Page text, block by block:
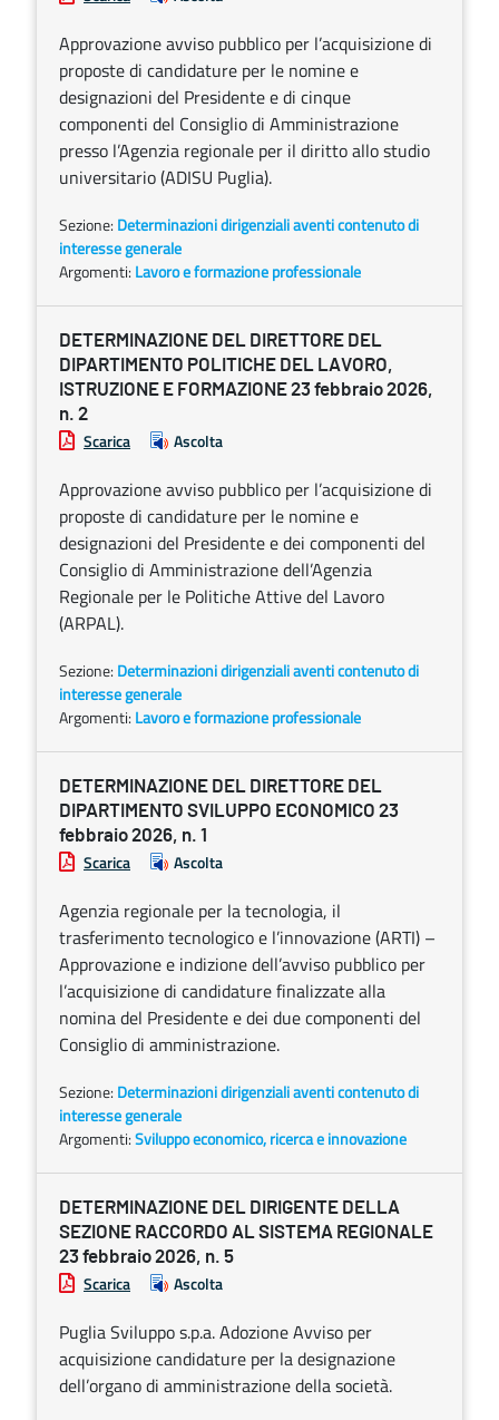
Approvazione avviso pubblico per l’acquisizione di
proposte di candidature per le nomine e
designazioni del Presidente e di cinque
componenti del Consiglio di Amministrazione
presso l’Agenzia regionale per il diritto allo studio
universitario (ADISU Puglia).
Sezione: Determinazioni dirigenziali aventi contenuto di
interesse generale
Argomenti: Lavoro e formazione professionale
DETERMINAZIONE DEL DIRETTORE DEL
DIPARTIMENTO POLITICHE DEL LAVORO,
ISTRUZIONE E FORMAZIONE 23 febbraio 2026,
n. 2
Scarica Ascolta
Approvazione avviso pubblico per l’acquisizione di
proposte di candidature per le nomine e
designazioni del Presidente e dei componenti del
Consiglio di Amministrazione dell’Agenzia
Regionale per le Politiche Attive del Lavoro
(ARPAL).
Sezione: Determinazioni dirigenziali aventi contenuto di
interesse generale
Argomenti: Lavoro e formazione professionale
DETERMINAZIONE DEL DIRETTORE DEL
DIPARTIMENTO SVILUPPO ECONOMICO 23
febbraio 2026, n. 1
Scarica Ascolta
Agenzia regionale per la tecnologia, il
trasferimento tecnologico e l’innovazione (ARTI) –
Approvazione e indizione dell’avviso pubblico per
l’acquisizione di candidature finalizzate alla
nomina del Presidente e dei due componenti del
Consiglio di amministrazione.
Sezione: Determinazioni dirigenziali aventi contenuto di
interesse generale
Argomenti:Sviluppo economico, ricerca e innovazione
DETERMINAZIONE DEL DIRIGENTE DELLA
SEZIONE RACCORDO AL SISTEMA REGIONALE
23 febbraio 2026, n. 5
Scarica Ascolta
Puglia Sviluppo s.p.a. Adozione Avviso per
acquisizione candidature per la designazione
dell’organo di amministrazione della società.